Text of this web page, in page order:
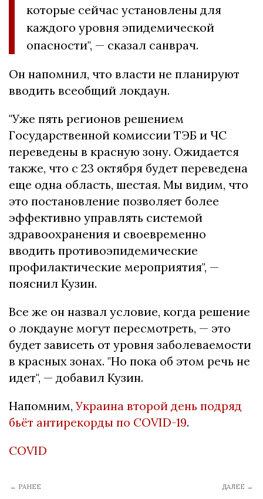
которые сейчас установлены для
каждого уровня эпидемической
опасности", — сказал санврач.
Он напомнил, что власти не планируют
вводить всеобщий локдаун.
"Уже пять регионов решением
Государственной комиссии ТЭБ и ЧС
переведены в красную зону. Ожидается
также, что с 23 октября будет переведена
еще одна область, шестая. Мы видим, что
это постановление позволяет более
эффективно управлять системой
здравоохранения и своевременно
вводить противоэпидемические
профилактические мероприятия", —
пояснил Кузин.
Все же он назвал условие, когда решение
о локдауне могут пересмотреть, — это
будет зависеть от уровня заболеваемости
в красных зонах. "Но пока об этом речь не
идет", — добавил Кузин.
Напомним,Украина второй день подряд
бьёт антирекорды по COVID-19.
COVID
← РАНЕЕ ДАЛЕЕ →